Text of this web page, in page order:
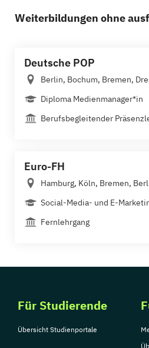
Weiterbildungen ohne
Deutsche POP
Berlin, Bochum, Bremen,
Diploma Medienmanager*in
Berufsbegleitender
Euro-FH
Hamburg, Köln, Bremen,
Social-Media- und E-
Fernlehrgang
Für Studierende
Übersicht Studienportale